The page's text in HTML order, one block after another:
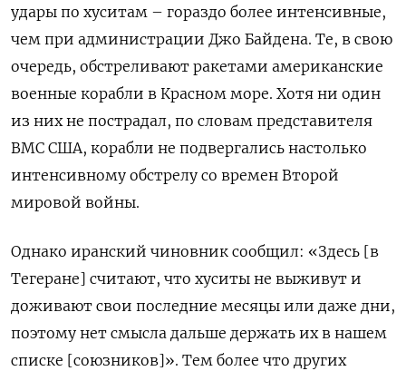
удары по хуситам – гораздо более интенсивные,
чем при администрации Джо Байдена. Те, в свою
очередь, обстреливают ракетами американские
военные корабли в Красном море. Хотя ни один
из них не пострадал, по словам представителя
ВМС США, корабли не подвергались настолько
интенсивному обстрелу со времен Второй
мировой войны.
Однако иранский чиновник сообщил: «Здесь [в
Тегеране] считают, что хуситы не выживут и
доживают свои последние месяцы или даже дни,
поэтому нет смысла дальше держать их в нашем
списке [союзников]». Тем более что других